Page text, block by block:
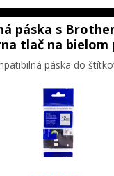
páska s Brother
tlač na bielom
páska do